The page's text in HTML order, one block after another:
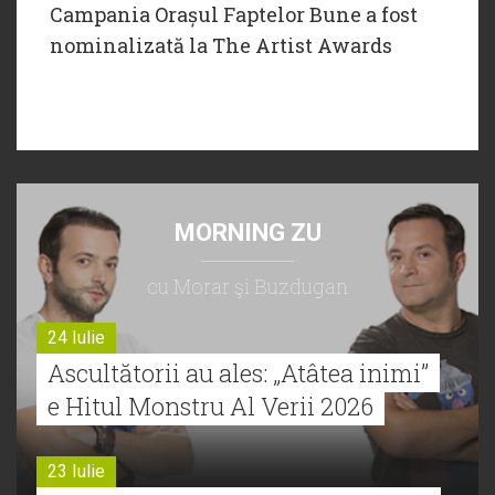
Campania Orașul Faptelor Bune a fost
nominalizată la The Artist Awards
MORNING ZU
cu Morar şi Buzdugan
24 Iulie
Ascultătorii au ales: „Atâtea inimi”
e Hitul Monstru Al Verii 2026
23 Iulie